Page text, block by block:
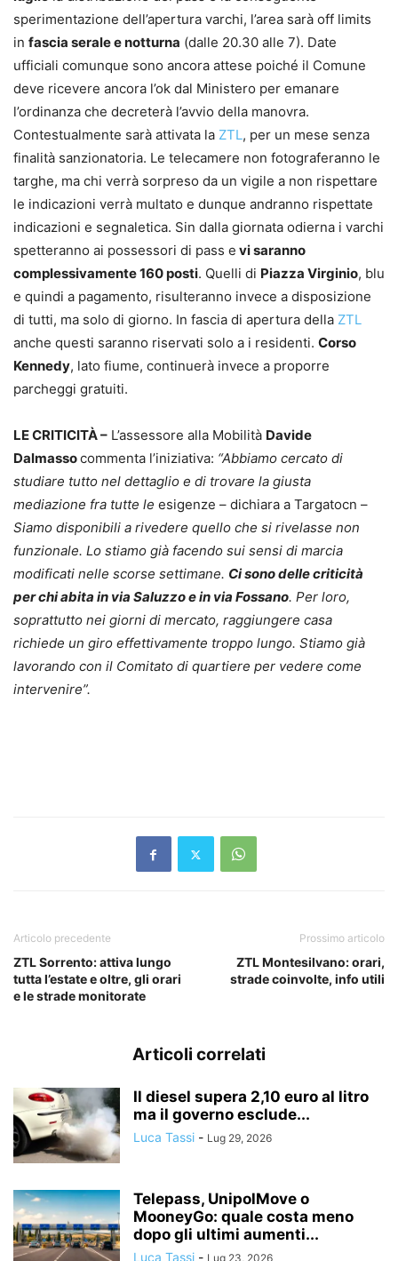
sperimentazione dell’apertura varchi, l’area sarà off limits
in fascia serale e notturna (dalle 20.30 alle 7). Date
ufficiali comunque sono ancora attese poiché il Comune
deve ricevere ancora l’ok dal Ministero per emanare
l’ordinanza che decreterà l’avvio della manovra.
Contestualmente sarà attivata la ZTL, per un mese senza
finalità sanzionatoria. Le telecamere non fotograferanno le
targhe, ma chi verrà sorpreso da un vigile a non rispettare
le indicazioni verrà multato e dunque andranno rispettate
indicazioni e segnaletica. Sin dalla giornata odierna i varchi
spetteranno ai possessori di pass e vi saranno
complessivamente 160 posti. Quelli di Piazza Virginio, blu
e quindi a pagamento, risulteranno invece a disposizione
di tutti, ma solo di giorno. In fascia di apertura della ZTL
anche questi saranno riservati solo a i residenti. Corso
Kennedy, lato fiume, continuerà invece a proporre
parcheggi gratuiti.
LE CRITICITÀ – L’assessore alla Mobilità Davide
Dalmassocommenta l’iniziativa: “Abbiamo cercato di
studiare tutto nel dettaglio e di trovare la giusta
mediazione fra tutte le esigenze – dichiara a Targatocn –
Siamo disponibili a rivedere quello che si rivelasse non
funzionale. Lo stiamo già facendo sui sensi di marcia
modificati nelle scorse settimane. Ci sono delle criticità
per chi abita in via Saluzzo e in via Fossano. Per loro,
soprattutto nei giorni di mercato, raggiungere casa
richiede un giro effettivamente troppo lungo. Stiamo già
lavorando con il Comitato di quartiere per vedere come
intervenire”.
Articolo precedente
ZTL Sorrento: attiva lungo
tutta l’estate e oltre, gli orari
e le strade monitorate
Prossimo articolo
ZTL Montesilvano: orari,
strade coinvolte, info utili
Articoli correlati
Il diesel supera 2,10 euro al litro
ma il governo esclude...
Luca Tassi - Lug 29, 2026
Telepass, UnipolMove o
MooneyGo: quale costa meno
dopo gli ultimi aumenti...
Luca Tassi - Lug 23, 2026